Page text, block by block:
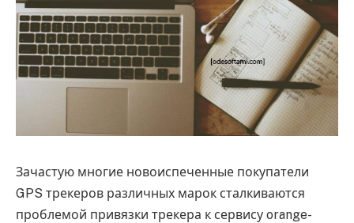
Зачастую многие новоиспеченные покупатели
GPS трекеров различных марок сталкиваются
проблемой привязки трекера к сервису orange-